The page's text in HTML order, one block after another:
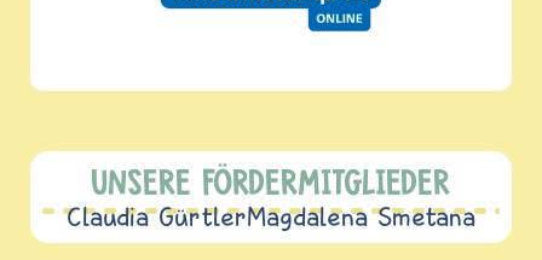
UNSERE FÖRDERMITGLIEDER
Claudia GürtlerMagdalena Smetana